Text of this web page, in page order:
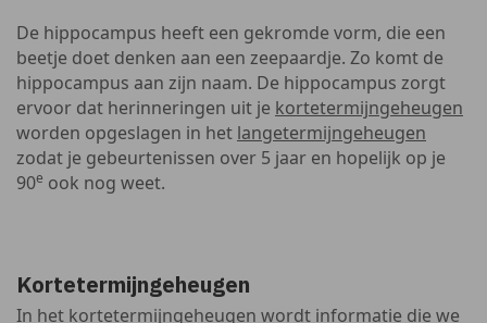
De hippocampus heeft een gekromde vorm, die een
beetje doet denken aan een zeepaardje. Zo komt de
hippocampus aan zijn naam. De hippocampus zorgt
ervoor dat herinneringen uit je kortetermijngeheugen
worden opgeslagen in het langetermijngeheugen
zodat je gebeurtenissen over 5 jaar en hopelijk op je
90e ook nog weet.
Kortetermijngeheugen
In het kortetermijngeheugen wordt informatie die we